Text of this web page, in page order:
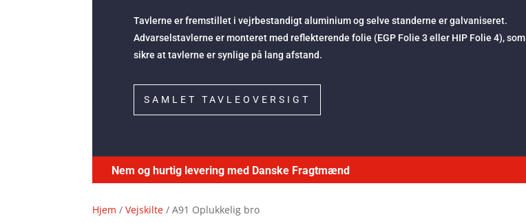
Tavlerne er fremstillet i vejrbestandigt aluminium og selve standerne er galvaniseret.
Advarselstavlerne er monteret med reflekterende folie (EGP Folie 3 eller HIP Folie 4), som
sikre at tavlerne er synlige på lang afstand.
SAMLET TAVLEOVERSIGT
Nem og hurtig levering med Danske Fragtmænd
Hjem /Vejskilte / A91 Oplukkelig bro